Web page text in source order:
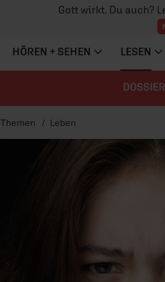
Gott wirkt. Du auch?
HÖREN + SEHEN LESEN
Themen Leben